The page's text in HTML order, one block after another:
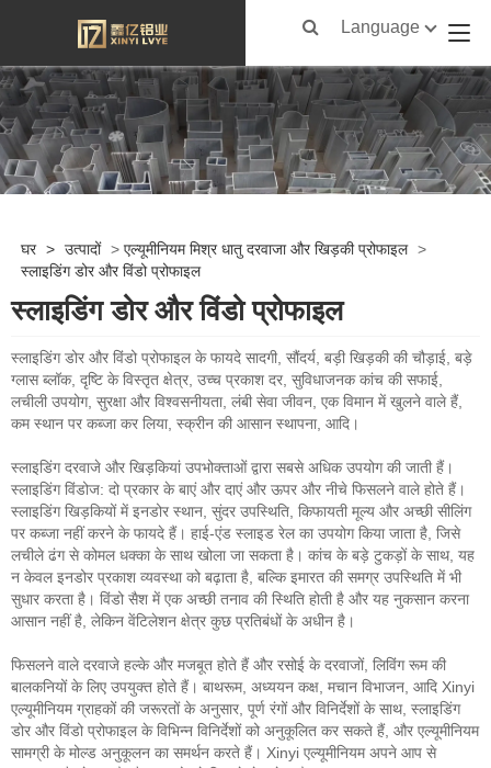
Language
घर > उत्पादों > एल्यूमीनियम मिश्र धातु दरवाजा और खिड़की प्रोफाइल >
स्लाइडिंग डोर और विंडो प्रोफाइल
स्लाइडिंग डोर और विंडो प्रोफाइल
स्लाइडिंग डोर और विंडो प्रोफाइल के फायदे सादगी, सौंदर्य, बड़ी खिड़की की चौड़ाई, बड़े
ग्लास ब्लॉक, दृष्टि के विस्तृत क्षेत्र, उच्च प्रकाश दर, सुविधाजनक कांच की सफाई,
लचीली उपयोग, सुरक्षा और विश्वसनीयता, लंबी सेवा जीवन, एक विमान में खुलने वाले हैं,
कम स्थान पर कब्जा कर लिया, स्क्रीन की आसान स्थापना, आदि।
स्लाइडिंग दरवाजे और खिड़कियां उपभोक्ताओं द्वारा सबसे अधिक उपयोग की जाती हैं।
स्लाइडिंग विंडोज: दो प्रकार के बाएं और दाएं और ऊपर और नीचे फिसलने वाले होते हैं।
स्लाइडिंग खिड़कियों में इनडोर स्थान, सुंदर उपस्थिति, किफायती मूल्य और अच्छी सीलिंग
पर कब्जा नहीं करने के फायदे हैं। हाई-एंड स्लाइड रेल का उपयोग किया जाता है, जिसे
लचीले ढंग से कोमल धक्का के साथ खोला जा सकता है। कांच के बड़े टुकड़ों के साथ, यह
न केवल इनडोर प्रकाश व्यवस्था को बढ़ाता है, बल्कि इमारत की समग्र उपस्थिति में भी
सुधार करता है। विंडो सैश में एक अच्छी तनाव की स्थिति होती है और यह नुकसान करना
आसान नहीं है, लेकिन वेंटिलेशन क्षेत्र कुछ प्रतिबंधों के अधीन है।
फिसलने वाले दरवाजे हल्के और मजबूत होते हैं और रसोई के दरवाजों, लिविंग रूम की
बालकनियों के लिए उपयुक्त होते हैं। बाथरूम, अध्ययन कक्ष, मचान विभाजन, आदि Xinyi
एल्यूमीनियम ग्राहकों की जरूरतों के अनुसार, पूर्ण रंगों और विनिर्देशों के साथ, स्लाइडिंग
डोर और विंडो प्रोफाइल के विभिन्न विनिर्देशों को अनुकूलित कर सकते हैं, और एल्यूमीनियम
सामग्री के मोल्ड अनुकूलन का समर्थन करते हैं। Xinyi एल्यूमीनियम अपने आप से